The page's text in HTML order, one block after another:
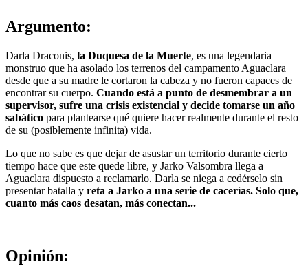
Argumento:
Darla Draconis, la Duquesa de la Muerte, es una legendaria
monstruo que ha asolado los terrenos del campamento Aguaclara
desde que a su madre le cortaron la cabeza y no fueron capaces de
encontrar su cuerpo. Cuando está a punto de desmembrar a un
supervisor, sufre una crisis existencial y decide tomarse un año
sabático para plantearse qué quiere hacer realmente durante el resto
de su (posiblemente infinita) vida.
Lo que no sabe es que dejar de asustar un territorio durante cierto
tiempo hace que este quede libre, y Jarko Valsombra llega a
Aguaclara dispuesto a reclamarlo. Darla se niega a cedérselo sin
presentar batalla y reta a Jarko a una serie de cacerías. Solo que,
cuanto más caos desatan, más conectan...
Opinión: